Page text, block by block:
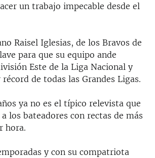
un trabajo impecable desde el
Raisel Iglesias, de los Bravos de
para que su equipo ande
Este de la Liga Nacional y
de todas las Grandes Ligas.
ya no es el típico relevista que
los bateadores con rectas de más
hora.
y con su compatriota